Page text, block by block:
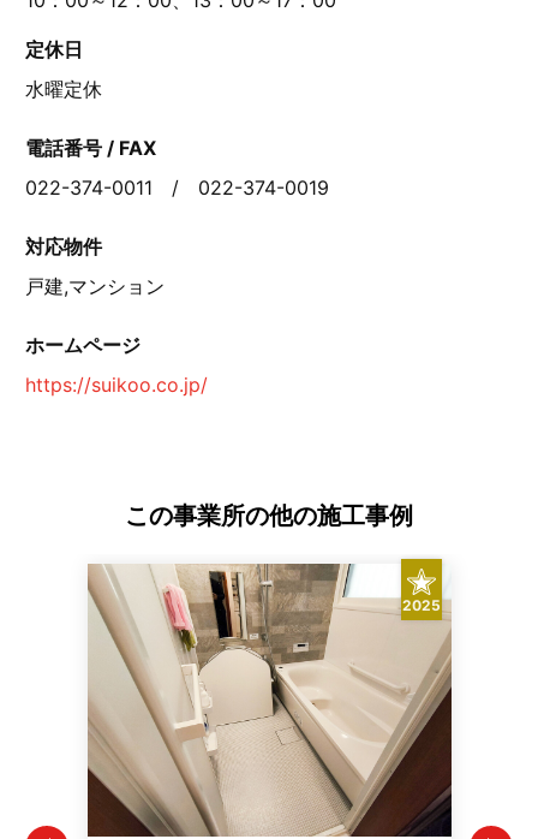
定休日
水曜定休
電話番号 / FAX
022-374-0011 / 022-374-0019
対応物件
戸建,マンション
ホームページ
https://suikoo.co.jp/
この事業所の他の施工事例
2025